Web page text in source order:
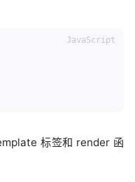
标签和 render 函